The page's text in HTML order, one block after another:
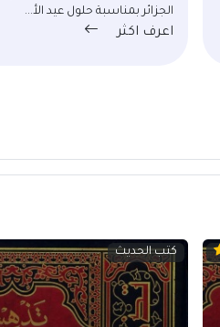
الجزائر بمناسبة حلول عيد الأ...
اعرف اكثر
كتب الحديث